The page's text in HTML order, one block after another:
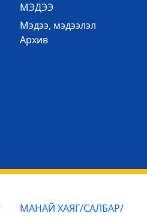
МЭДЭЭ
Mэдээ, мэдээлэл
Архив
МАНАЙ ХАЯГ/САЛБАР/